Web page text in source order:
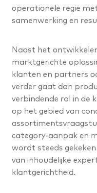
operationele regie
samenwerking en
Naast het
marktgerichte
klanten en partners
verder gaat dan
verbindende rol in de
op het gebied van
category-aanpak en
wordt steeds
van inhoudelijke
klantgerichtheid.